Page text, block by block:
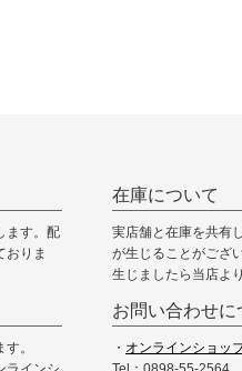
ます。配
おりま
。
在庫について
実店舗と在庫を共有
が生じることがござ
生じましたら当店よ
お問い合わせに
・ オンラインショッ